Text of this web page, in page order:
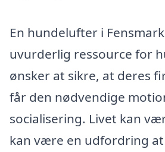
En hundelufter i
uvurderlig ressource for
ønsker at sikre, at deres
får den nødvendige
socialisering. Livet kan
kan være en udfordring